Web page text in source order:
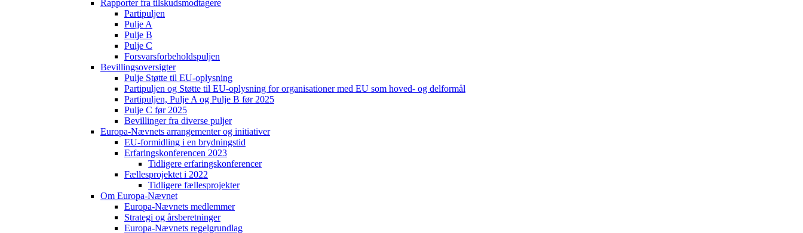
Rapporter fra tilskudsmodtagere
Partipuljen
Pulje A
Pulje B
Pulje C
Forsvarsforbeholdspuljen
Bevillingsoversigter
Pulje Støtte til EU-oplysning
Partipuljen og Støtte til EU-oplysning for organisationer med EU som hoved- og delformål
Partipuljen, Pulje A og Pulje B før 2025
Pulje C før 2025
Bevillinger fra diverse puljer
Europa-Nævnets arrangementer og initiativer
EU-formidling i en brydningstid
Erfaringskonferencen 2023
Tidligere erfaringskonferencer
Fællesprojektet i 2022
Tidligere fællesprojekter
Om Europa-Nævnet
Europa-Nævnets medlemmer
Strategi og årsberetninger
Europa-Nævnets regelgrundlag